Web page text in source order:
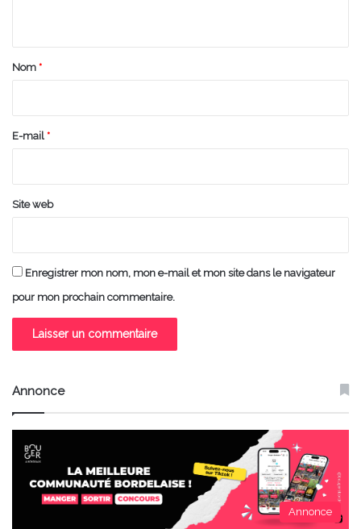
a
e
Nom *
E-mail *
Site web
Enregistrer mon nom, mon e-mail et mon site dans le navigateur
pour mon prochain commentaire.
Annonce
Annonce